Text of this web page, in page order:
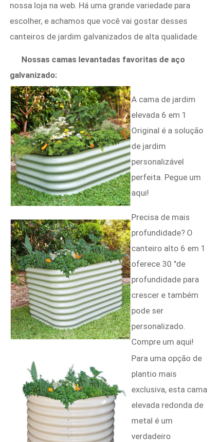
nossa loja na web. Há uma grande variedade para
escolher, e achamos que você vai gostar desses
canteiros de jardim galvanizados de alta qualidade.
Nossas camas levantadas favoritas de aço
galvanizado:
A cama de jardim
elevada 6 em 1
Original é a solução
de jardim
personalizável
perfeita. Pegue um
aqui!
Precisa de mais
profundidade? O
canteiro alto 6 em 1
oferece 30 "de
profundidade para
crescer e também
pode ser
personalizado.
Compre um aqui!
Para uma opção de
plantio mais
exclusiva, esta cama
elevada redonda de
metal é um
verdadeiro